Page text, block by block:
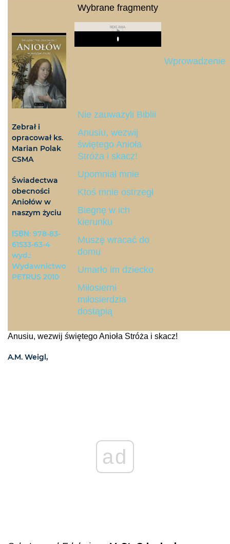
Zebrał i
opracował ks.
Marian Polak
CSMA
Świadectwa
obecności
Aniołów w
naszym życiu
ISBN: 978-83-
61533-63-4
wyd.:
Wydawnictwo
PETRUS 2010
Wybrane fragmenty
REKLAMA
Play
Wprowadzenie
Nie zauważyli Biblii
Anusiu, wezwij
świętego Anioła
Stróża i skacz!
Upomniał mnie
Ktoś mnie ostrzegł
Biegnę w ich
kierunku
Muszę wracać do
domu
Umarło im dziecko
Miłosierni
miłosierdzia
dostąpią
Anusiu, wezwij świętego Anioła Stróża i skacz!
A.M. Weigl,
ad